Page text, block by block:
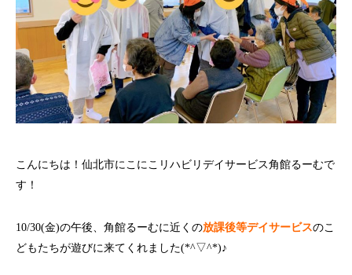
こんにちは！仙北市にこにこリハビリデイサービス角館るーむで
す！
10/30(金)の午後、角館るーむに近くの放課後等デイサービスのこ
どもたちが遊びに来てくれました(*^▽^*)♪